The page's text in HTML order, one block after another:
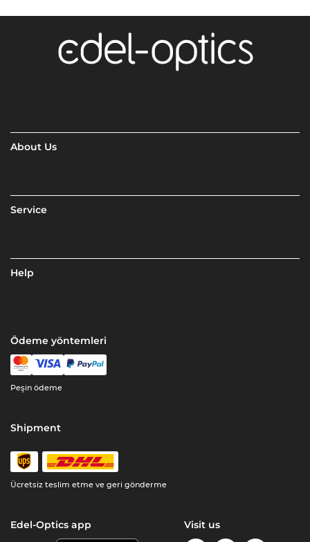
About Us
Service
Help
Ödeme yöntemleri
Peşin ödeme
Shipment
Ücretsiz teslim etme ve geri gönderme
Edel-Optics app Visit us